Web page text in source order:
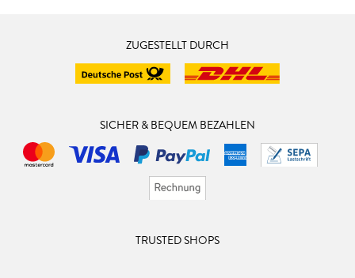
ZUGESTELLT DURCH
SICHER & BEQUEM BEZAHLEN
TRUSTED SHOPS